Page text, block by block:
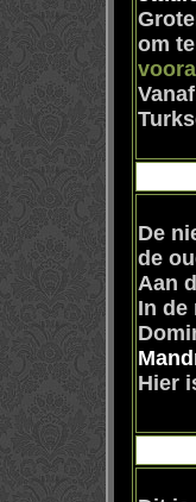
om
De
de
Aan
In de
Hier